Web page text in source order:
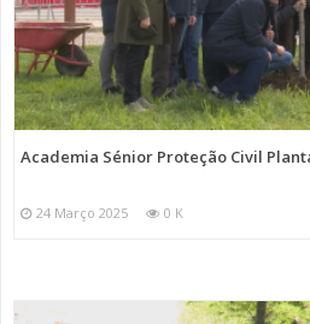
Academia Sénior Proteção Civil
24 Março 2025 0 K